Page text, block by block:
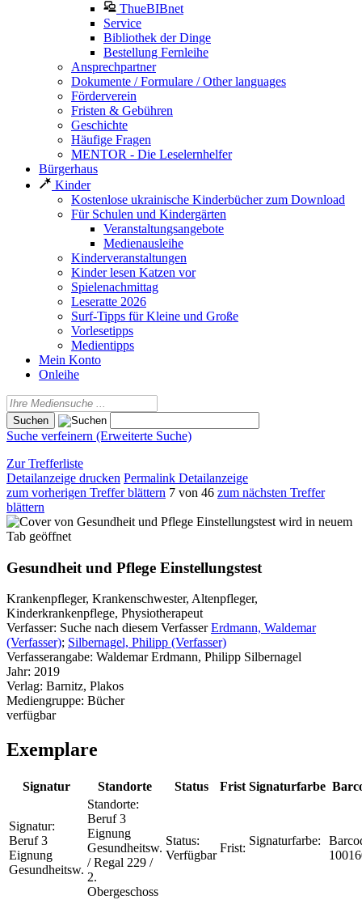
ThueBIBnet
Service
Bibliothek der Dinge
Bestellung Fernleihe
Ansprechpartner
Dokumente / Formulare / Other languages
Förderverein
Fristen & Gebühren
Geschichte
Häufige Fragen
MENTOR - Die Leselernhelfer
Bürgerhaus
Kinder
Kostenlose ukrainische Kinderbücher zum Download
Für Schulen und Kindergärten
Veranstaltungsangebote
Medienausleihe
Kinderveranstaltungen
Kinder lesen Katzen vor
Spielenachmittag
Leseratte 2026
Surf-Tipps für Kleine und Große
Vorlesetipps
Medientipps
Mein Konto
Onleihe
Suche verfeinern (Erweiterte Suche)
Zur Trefferliste
Detailanzeige drucken Permalink Detailanzeige
zum vorherigen Treffer blättern 7 von 46 zum nächsten Treffer
blättern
wird in neuem
Tab geöffnet
Gesundheit und Pflege Einstellungstest
Krankenpfleger, Krankenschwester, Altenpfleger,
Kinderkrankenpflege, Physiotherapeut
Verfasser: Suche nach diesem Verfasser Erdmann, Waldemar
(Verfasser); Silbernagel, Philipp (Verfasser)
Verfasserangabe: Waldemar Erdmann, Philipp Silbernagel
Jahr: 2019
Verlag: Barnitz, Plakos
Mediengruppe: Bücher
verfügbar
Exemplare
Signatur Standorte Status Frist Signaturfarbe
Signatur:
Beruf 3
Eignung
Gesundheitsw.
Standorte:
Beruf 3
Eignung
Gesundheitsw.
/ Regal 229 /
2.
Obergeschoss
Status:
Verfügbar
Frist:
Signaturfarbe: